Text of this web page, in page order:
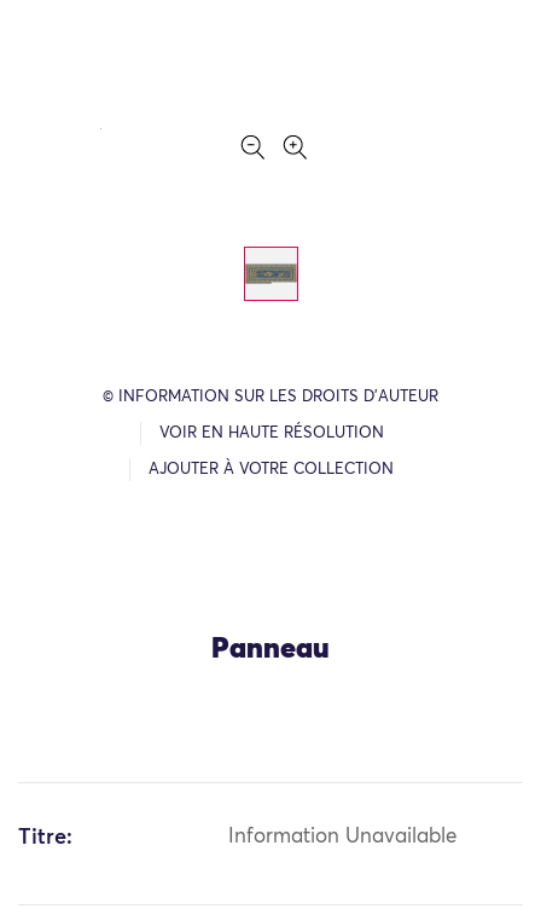
© INFORMATION SUR LES DROITS D’AUTEUR
VOIR EN HAUTE RÉSOLUTION
AJOUTER À VOTRE COLLECTION
Panneau
Titre: Information Unavailable